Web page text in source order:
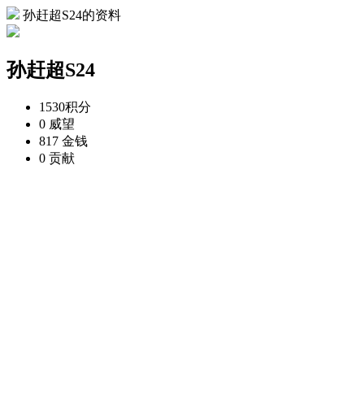
孙赶超S24的资料
孙赶超S24
1530积分
0 威望
817 金钱
0 贡献